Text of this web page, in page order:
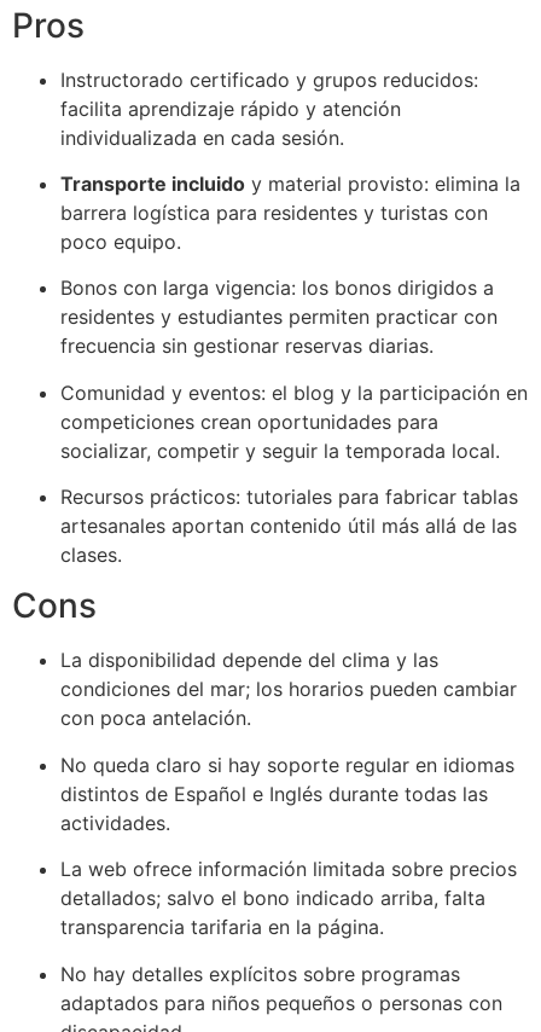
Pros
Instructorado certificado y grupos reducidos:
facilita aprendizaje rápido y atención
individualizada en cada sesión.
Transporte incluido y material provisto: elimina la
barrera logística para residentes y turistas con
poco equipo.
Bonos con larga vigencia: los bonos dirigidos a
residentes y estudiantes permiten practicar con
frecuencia sin gestionar reservas diarias.
Comunidad y eventos: el blog y la participación en
competiciones crean oportunidades para
socializar, competir y seguir la temporada local.
Recursos prácticos: tutoriales para fabricar tablas
artesanales aportan contenido útil más allá de las
clases.
Cons
La disponibilidad depende del clima y las
condiciones del mar; los horarios pueden cambiar
con poca antelación.
No queda claro si hay soporte regular en idiomas
distintos de Español e Inglés durante todas las
actividades.
La web ofrece información limitada sobre precios
detallados; salvo el bono indicado arriba, falta
transparencia tarifaria en la página.
No hay detalles explícitos sobre programas
adaptados para niños pequeños o personas con